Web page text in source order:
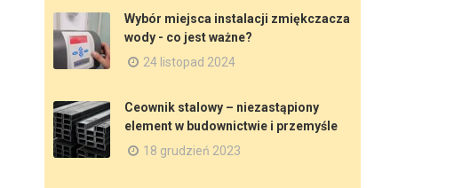
Wybór miejsca instalacji zmiękczacza
wody - co jest ważne?
24 listopad 2024
Ceownik stalowy – niezastąpiony
element w budownictwie i przemyśle
18 grudzień 2023